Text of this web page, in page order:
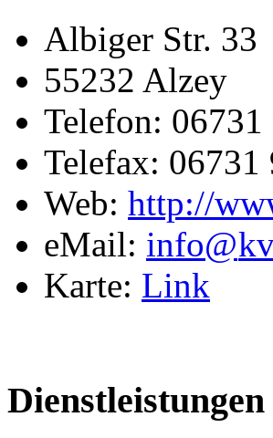
Albiger Str. 33
55232 Alzey
Telefon: 06731
Telefax: 06731
Web: http://
eMail: info@
Karte: Link
Dienstleistungen